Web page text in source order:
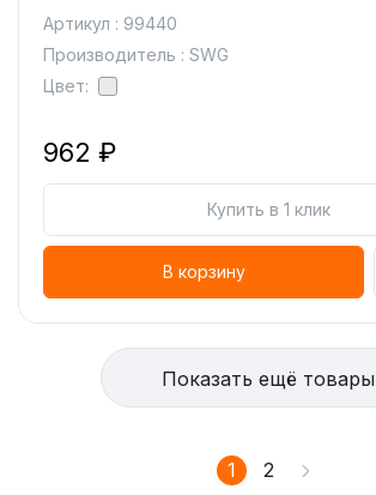
Артикул : 99440
Производитель : SWG
Цвет:
962 ₽
Купить в 1 клик
В корзину
Показать ещё товары
1 2